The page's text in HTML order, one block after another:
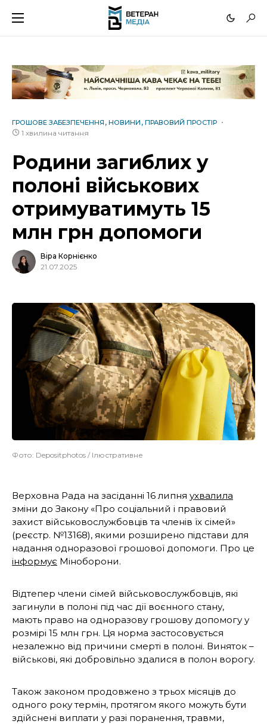
ГРОШОВЕ ЗАБЕЗПЕЧЕННЯ НОВИНИ ПРАВОВИЙ ПРОСТІР
1 хвилина читання
Родини загиблих у
полоні військових
отримуватимуть 15
млн грн допомоги
Віра Корнієнко
21.07.2025
Фото: Depositphotos / Ілюстративне
Верховна Рада на засіданні 16 липня ухвалила
зміни до Закону «Про соціальний і правовий
захист військовослужбовців та членів їх сімей»
(реєстр. №13168), якими розширено підстави для
надання одноразової грошової допомоги. Про це
інформує Міноборони.
Відтепер члени сімей військовослужбовців, які
загинули в полоні під час дії воєнного стану,
мають право на одноразову грошову допомогу у
розмірі 15 млн грн. Ця норма застосовується
незалежно від причини смерті в полоні. Виняток –
військові, які добровільно здалися в полон ворогу.
Також законом продовжено з трьох місяців до
одного року термін, протягом якого можуть бути
здійснені виплати у разі поранення, травми,